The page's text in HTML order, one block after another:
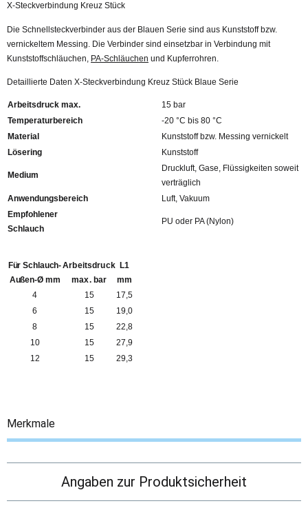
X-Steckverbindung Kreuz Stück
Die Schnellsteckverbinder aus der Blauen Serie sind aus Kunststoff bzw.
vernickeltem Messing. Die Verbinder sind einsetzbar in Verbindung mit
Kunststoffschläuchen, PA-Schläuchen und Kupferrohren.
Detaillierte Daten X-Steckverbindung Kreuz Stück Blaue Serie
Arbeitsdruck max.
15 bar
Temperaturbereich
-20 °C bis 80 °C
Material
Kunststoff bzw. Messing vernickelt
Lösering
Kunststoff
Medium
Druckluft, Gase, Flüssigkeiten soweit
verträglich
Anwendungsbereich
Luft, Vakuum
Empfohlener
Schlauch
PU oder PA (Nylon)
Für Schlauch-
Außen-Ø mm
Arbeitsdruck
max. bar
L1
mm
4
15
17,5
6
15
19,0
8
15
22,8
10
15
27,9
12
15 29,3
Merkmale
Angaben zur Produktsicherheit